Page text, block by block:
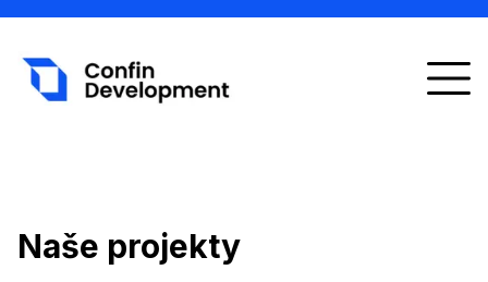
Spolupráce
Naše projekty